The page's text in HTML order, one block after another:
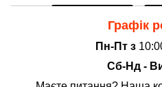
Графік
Пн-Пт з
Сб-Нд -